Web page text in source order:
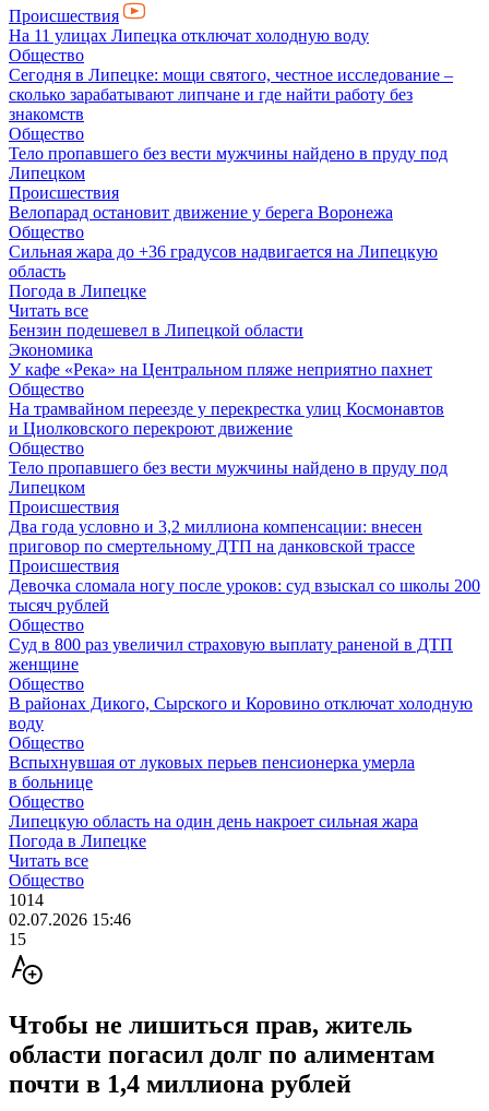
Происшествия
На 11 улицах Липецка отключат холодную воду
Общество
Сегодня в Липецке: мощи святого, честное исследование –
сколько зарабатывают липчане и где найти работу без
знакомств
Общество
Тело пропавшего без вести мужчины найдено в пруду под
Липецком
Происшествия
Велопарад остановит движение у берега Воронежа
Общество
Сильная жара до +36 градусов надвигается на Липецкую
область
Погода в Липецке
Читать все
Бензин подешевел в Липецкой области
Экономика
У кафе «Река» на Центральном пляже неприятно пахнет
Общество
На трамвайном переезде у перекрестка улиц Космонавтов
и Циолковского перекроют движение
Общество
Тело пропавшего без вести мужчины найдено в пруду под
Липецком
Происшествия
Два года условно и 3,2 миллиона компенсации: внесен
приговор по смертельному ДТП на данковской трассе
Происшествия
Девочка сломала ногу после уроков: суд взыскал со школы 200
тысяч рублей
Общество
Суд в 800 раз увеличил страховую выплату раненой в ДТП
женщине
Общество
В районах Дикого, Сырского и Коровино отключат холодную
воду
Общество
Вспыхнувшая от луковых перьев пенсионерка умерла
в больнице
Общество
Липецкую область на один день накроет сильная жара
Погода в Липецке
Читать все
Общество
1014
02.07.2026 15:46
15
Чтобы не лишиться прав, житель
области погасил долг по алиментам
почти в 1,4 миллиона рублей